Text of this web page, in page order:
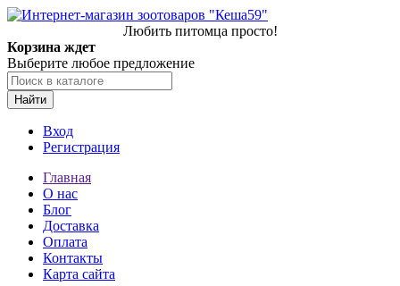
Любить питомца просто!
Корзина ждет
Выберите любое предложение
Найти
Вход
Регистрация
Главная
О нас
Блог
Доставка
Оплата
Контакты
Карта сайта